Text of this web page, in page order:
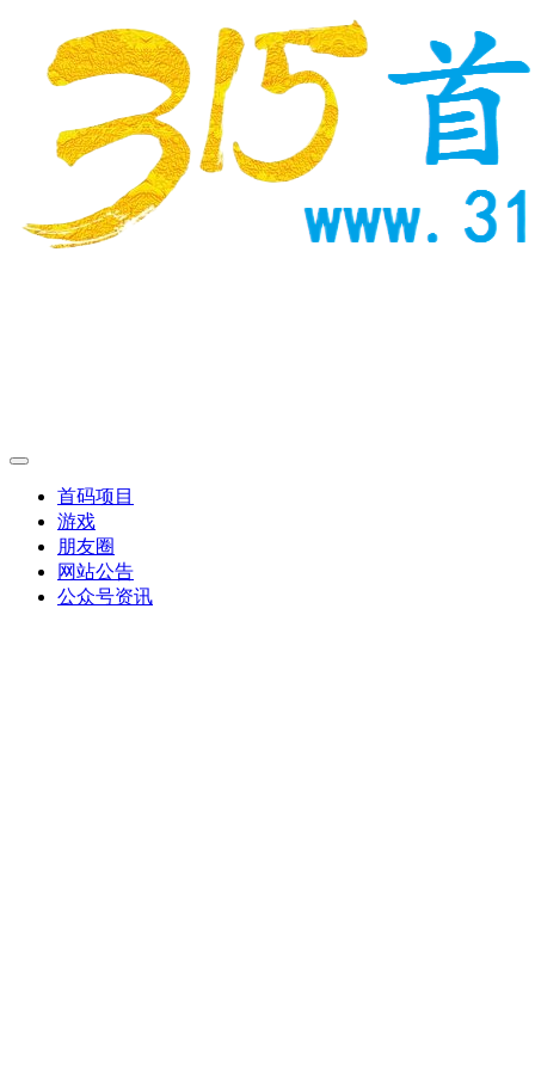
首码项目
游戏
朋友圈
网站公告
公众号资讯